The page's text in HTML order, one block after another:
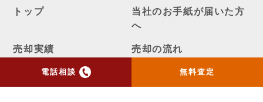
電話相談 無料査定
トップ
当社のお手紙が届いた方
へ
売却実績 売却の流れ
お客様の声